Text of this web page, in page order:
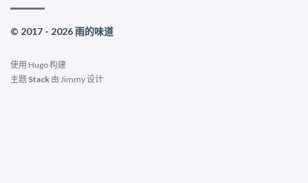
© 2017 - 2026 雨的味道
使用 Hugo构建
主题 Stack 由 Jimmy设计